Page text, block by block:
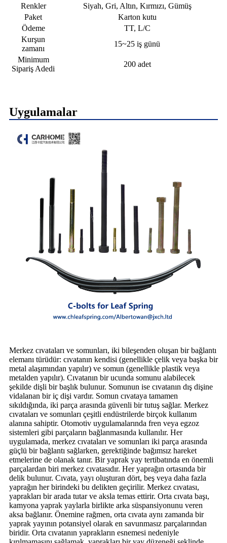
Renkler
Siyah, Gri, Altın, Kırmızı, Gümüş
Paket
Karton kutu
Ödeme
TT, L/C
Kurşun
zamanı
15~25 iş günü
Minimum
Sipariş Adedi
200 adet
Uygulamalar
Merkez cıvataları ve somunları, iki bileşenden oluşan bir bağlantı
elemanı türüdür: cıvatanın kendisi (genellikle çelik veya başka bir
metal alaşımından yapılır) ve somun (genellikle plastik veya
metalden yapılır). Cıvatanın bir ucunda somunu alabilecek
şekilde dişli bir başlık bulunur. Somunun ise cıvatanın dış dişine
vidalanan bir iç dişi vardır. Somun cıvataya tamamen
sıkıldığında, iki parça arasında güvenli bir tutuş sağlar. Merkez
cıvataları ve somunları çeşitli endüstrilerde birçok kullanım
alanına sahiptir. Otomotiv uygulamalarında fren veya egzoz
sistemleri gibi parçaların bağlanmasında kullanılır. Her
uygulamada, merkez cıvataları ve somunları iki parça arasında
güçlü bir bağlantı sağlarken, gerektiğinde bağımsız hareket
etmelerine de olanak tanır. Bir yaprak yay tertibatında en önemli
parçalardan biri merkez cıvatasıdır. Her yaprağın ortasında bir
delik bulunur. Cıvata, yayı oluşturan dört, beş veya daha fazla
yaprağın her birindeki bu delikten geçirilir. Merkez cıvatası,
yaprakları bir arada tutar ve aksla temas ettirir. Orta cıvata başı,
kamyona yaprak yaylarla birlikte arka süspansiyonunu veren
aksa bağlanır. Önemine rağmen, orta cıvata aynı zamanda bir
yaprak yayının potansiyel olarak en savunmasız parçalarından
biridir. Orta cıvatanın yaprakların esnemesi nedeniyle